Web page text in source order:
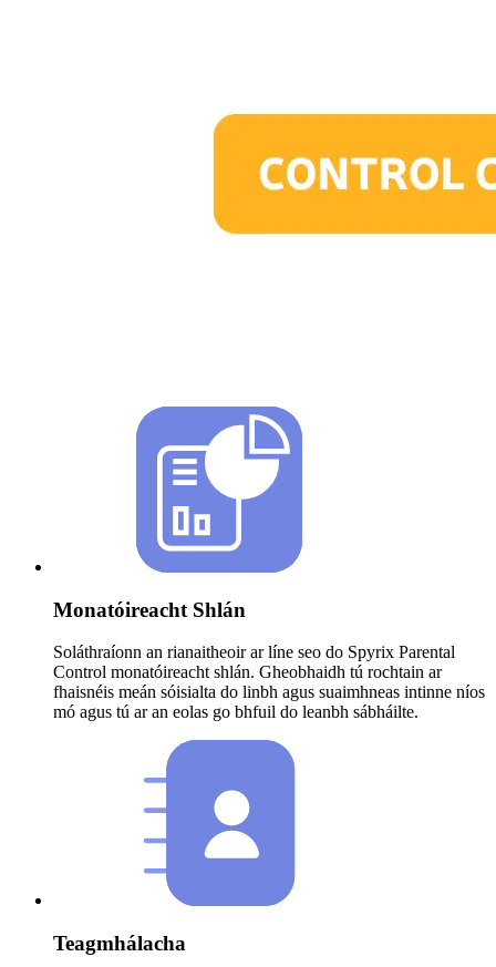
Monatóireacht Shlán
Soláthraíonn an rianaitheoir ar líne seo do Spyrix Parental
Control monatóireacht shlán. Gheobhaidh tú rochtain ar
fhaisnéis meán sóisialta do linbh agus suaimhneas intinne níos
mó agus tú ar an eolas go bhfuil do leanbh sábháilte.
Teagmhálacha